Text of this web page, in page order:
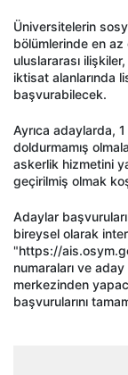
Üniversitelerin
bölümlerinde en az
uluslararası
iktisat alanlarında
başvurabilecek.
Ayrıca adaylarda,
doldurmamış
askerlik hizmetini
geçirilmiş olmak
Adaylar
bireysel olarak
"https://
numaraları ve
merkezinden
başvurularını